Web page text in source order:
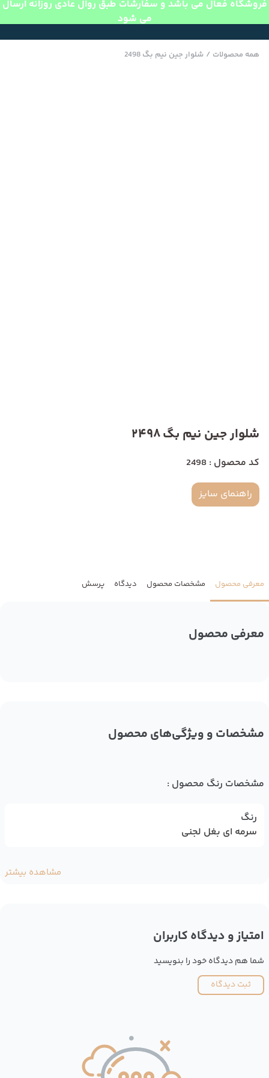
فروشگاه فعال می باشد و سفارشات طبق روال عادی روزانه ارسال
می شود
همه محصولات / شلوار جین نیم بگ 2498
شلوار جین نیم بگ 2498
کد محصول : 2498
راهنمای سایز
معرفی محصول مشخصات محصول دیدگاه پرسش
معرفی محصول
مشخصات و ویژگی‌های محصول
مشخصات رنگ محصول :
رنگ
سرمه ای بغل لجنی
مشاهده بیشتر
امتیاز و دیدگاه کاربران
شما هم دیدگاه خود را بنویسید
ثبت دیدگاه